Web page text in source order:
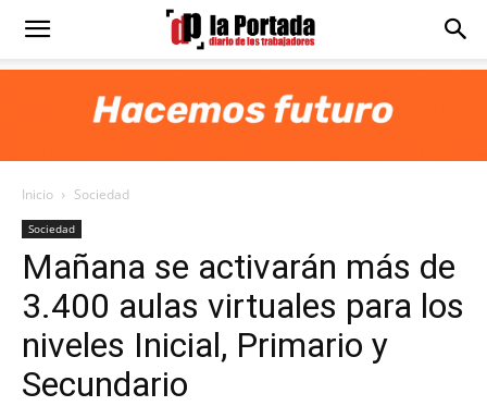
Diario
Portada
Inicio Sociedad
Sociedad
Mañana se activarán más de
3.400 aulas virtuales para los
niveles Inicial, Primario y
Secundario